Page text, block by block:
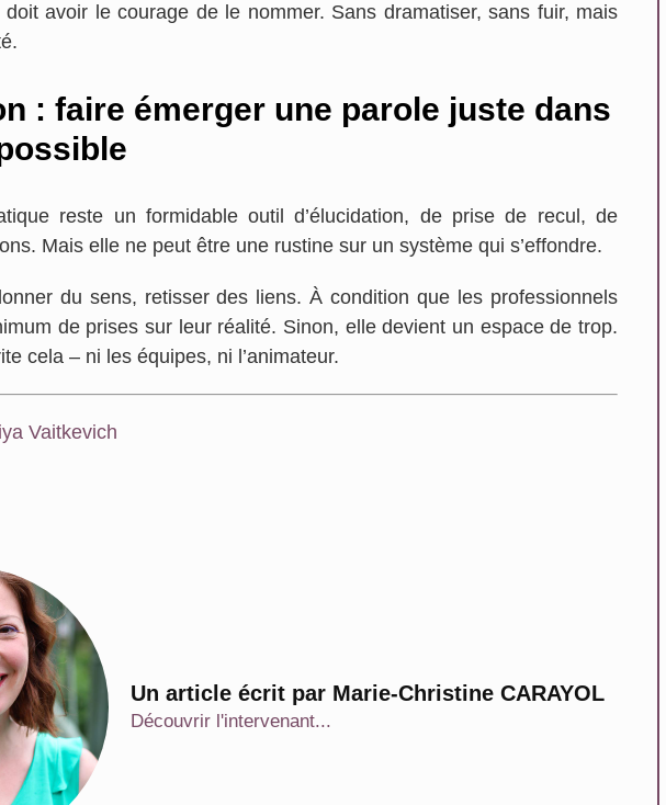
doit avoir le courage de le nommer. Sans dramatiser, sans fuir, mais
: faire émerger une parole juste dans
reste un formidable outil d’élucidation, de prise de recul, de
Mais elle ne peut être une rustine sur un système qui s’effondre.
du sens, retisser des liens. À condition que les professionnels
de prises sur leur réalité. Sinon, elle devient un espace de trop.
cela – ni les équipes, ni l’animateur.
Vaitkevich
Un article écrit par Marie-Christine CARAYOL
Découvrir l'intervenant...